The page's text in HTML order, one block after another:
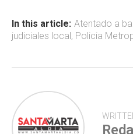
ok p
p
tir
In this article: Atentado a
judiciales local , Policia